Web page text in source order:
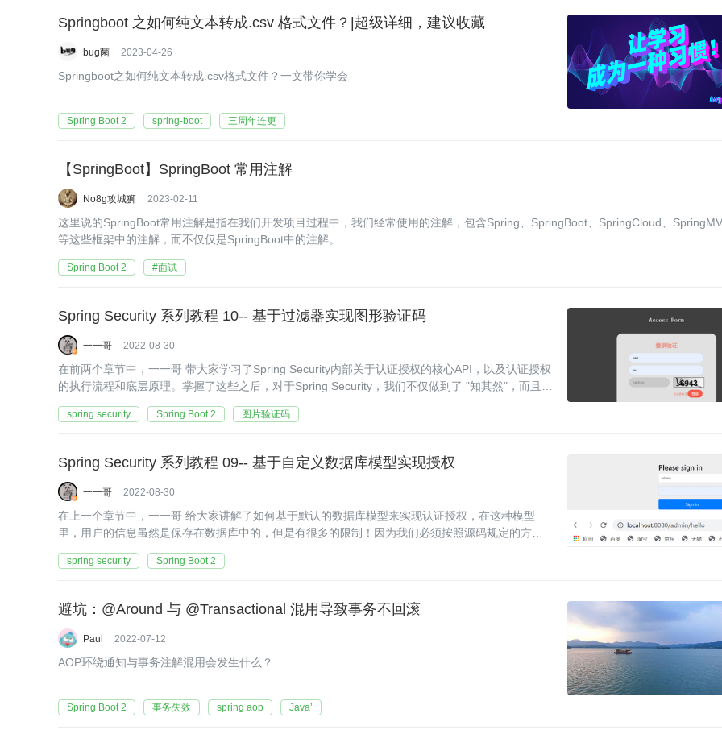
Springboot 之如何纯文本转成.csv 格式文件？|超级详细，建议收藏
bug菌 2023-04-26
Springboot之如何纯文本转成.csv格式文件？一文带你学会
Spring Boot 2 spring-boot 三周年连更
【SpringBoot】SpringBoot 常用注解
No8g攻城狮 2023-02-11
这里说的SpringBoot常用注解是指在我们开发项目过程中，我们经常使用的注解，包含Spring、SpringBoot、SpringCloud、
等这些框架中的注解，而不仅仅是SpringBoot中的注解。
Spring Boot 2 #面试
Spring Security 系列教程 10-- 基于过滤器实现图形验证码
一一哥 2022-08-30
在前两个章节中，一一哥 带大家学习了Spring Security内部关于认证授权的核心API，以及认证授权
的执行流程和底层原理。掌握了这些之后，对于Spring Security，我们不仅做到了 "知其然"，而且也
spring security Spring Boot 2 图片验证码
Spring Security 系列教程 09-- 基于自定义数据库模型实现授权
一一哥 2022-08-30
在上一个章节中，一一哥 给大家讲解了如何基于默认的数据库模型来实现认证授权，在这种模型
里，用户的信息虽然是保存在数据库中的，但是有很多的限制！因为我们必须按照源码规定的方式
spring security Spring Boot 2
避坑：@Around 与 @Transactional 混用导致事务不回滚
Paul 2022-07-12
AOP环绕通知与事务注解混用会发生什么？
Spring Boot 2 事务失效 spring aop Java’